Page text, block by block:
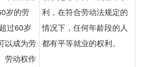
岁的劳
过60岁
以成为劳
劳动权作
利，在符合劳动法规定的
情况下，任何年龄段的人
都有平等就业的权利。